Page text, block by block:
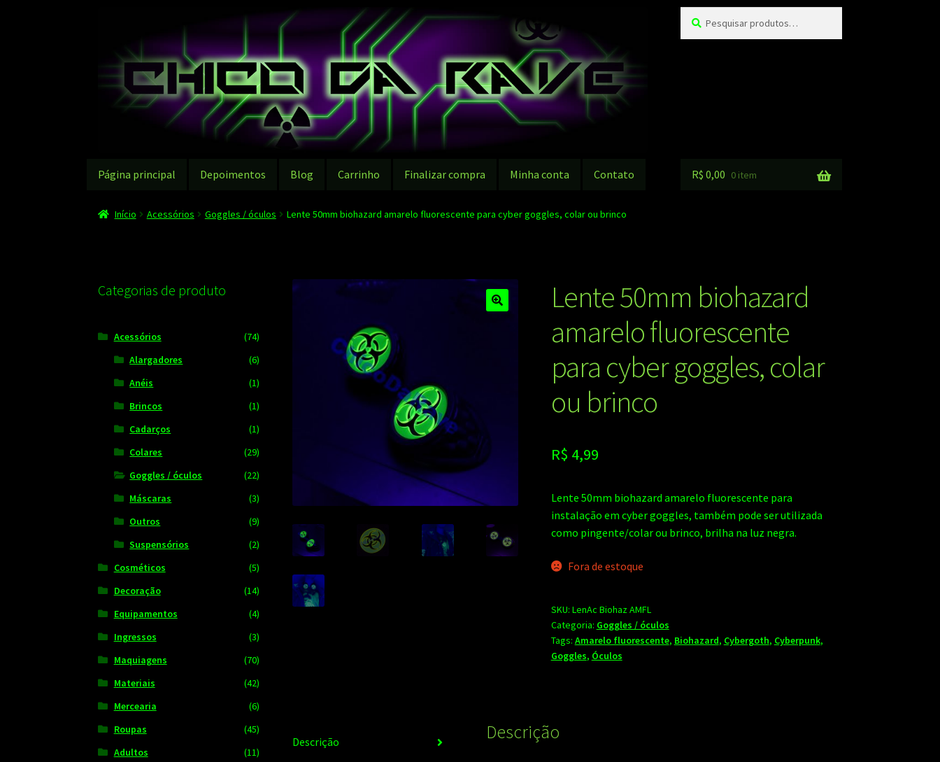
navegação
conteúdo
por:
Página principal Depoimentos Blog Carrinho Finalizar compra Minha conta Contato R$ 0,00 0 item
Início Acessórios Goggles / óculos Lente 50mm biohazard amarelo fluorescente para cyber goggles, colar ou brinco
Lente 50mm biohazard
amarelo fluorescente
para cyber goggles, colar
ou brinco
R$ 4,99
Lente 50mm biohazard amarelo fluorescente para
instalação em cyber goggles, também pode ser utilizada
como pingente/colar ou brinco, brilha na luz negra.
Fora de estoque
SKU: LenAc Biohaz AMFL
Categoria: Goggles / óculos
Tags: Amarelo fluorescente, Biohazard, Cybergoth, Cyberpunk,
Goggles, Óculos
Descrição Descrição
Categorias de produto
Acessórios
(74)
Alargadores
(6)
Anéis
(1)
Brincos
(1)
Cadarços
(1)
Colares
(29)
Goggles / óculos
(22)
Máscaras
(3)
Outros
(9)
Suspensórios
(2)
Cosméticos
(5)
Decoração
(14)
Equipamentos
(4)
Ingressos
(3)
Maquiagens
(70)
Materiais
(42)
Mercearia
(6)
Roupas
(45)
Adultos
(11)